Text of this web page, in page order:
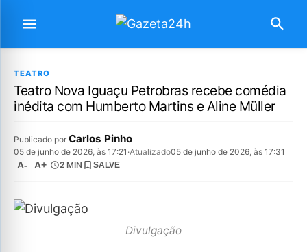
TEATRO
Teatro Nova Iguaçu Petrobras recebe comédia
inédita com Humberto Martins e Aline Müller
Publicado por Carlos Pinho
05 de junho de 2026, às 17:21 ·Atualizado05 de junho de 2026, às 17:31
A- A+ 2 MIN SALVE
Divulgação